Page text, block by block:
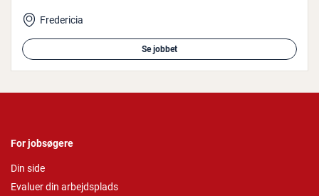
Fredericia
Se jobbet
For jobsøgere
Din side
Evaluer din arbejdsplads